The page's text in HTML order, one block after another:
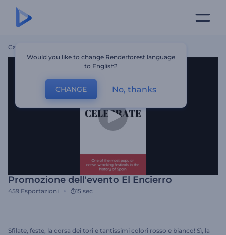
Casa
Promozione dell'evento El Encierro
459 Esportazioni 15 sec
Sfilate, feste, la corsa dei tori e tantissimi colori rosso e bianco! Sì, la
Would you like to change Renderforest language
to English?
CHANGE No, thanks